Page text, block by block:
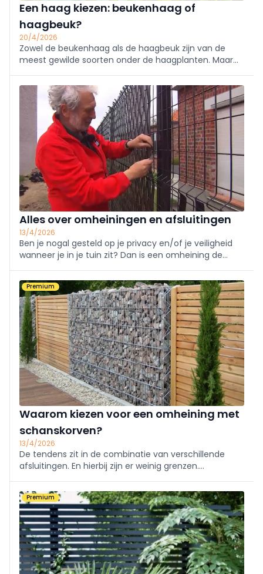
Een haag kiezen: beukenhaag of
haagbeuk?
20/4/2026
Zowel de beukenhaag als de haagbeuk zijn van de
meest gewilde soorten onder de haagplanten. Maar
Alles over omheiningen en afsluitingen
13/4/2026
Ben je nogal gesteld op je privacy en/of je veiligheid
wanneer je in je tuin zit? Dan is een omheining de
Premium
Waarom kiezen voor een omheining met
schanskorven?
13/4/2026
De tendens zit in de combinatie van verschillende
afsluitingen. En hierbij zijn er weinig grenzen.
worden naar hartenlust gecombineerd.
Premium